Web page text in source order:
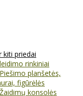
kiti priedai
rinkiniai
Piešimo planšetės,
figūrėlės
Žaidimų konsolės